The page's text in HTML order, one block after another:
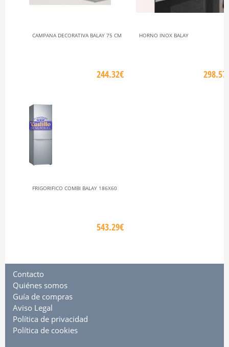
CAMPANA DECORATIVA BALAY 75 CM
244.32€
HORNO INOX BALAY
FRIGORIFICO COMBI BALAY 186X60
543.29€
Contacto
Quiénes somos
Guía de compras
Aviso Legal
Política de privacidad
Política de cookies